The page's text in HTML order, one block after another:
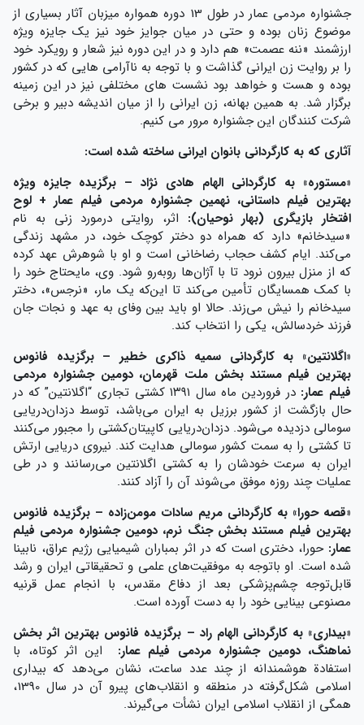
جشنواره مردمی عمار در طول 13 دوره همواره میزبان آثار بسیاری از
موضوع زنان بوده و حتی در میان جوایز خود نیز یک جایزه ویژه
ارزشمند «ننه عصمت» هم دارد و در این دوره نیز شعار و رویکرد خود
را بر روایت زن ایرانی گذاشت و با توجه به ناآرامی هایی که در کشور
بوده و هست و خواهد بود نشست های مختلفی نیز در این زمینه
برگزار شد. به همین بهانه، زن ایرانی را از میان اندیشه دبیر و برخی
شرکت کنندگان این جشنواره مرور می کنیم.
آثاری که به کارگردانی بانوان ایرانی ساخته شده است:
«مستوره» به کارگردانی الهام هادی نژاد – برگزیده جایزه ویژه
بهترین فیلم داستانی، نهمین جشنواره مردمی فیلم عمار + لوح
افتخار بازیگری (بهار نوحیان): اثر، روایتی درمورد زنی به نام
«سیدخانم» دارد که همراه دو دختر کوچک خود، در مشهد زندگی
می‌کند. ایام کشف حجاب رضاخانی است و او با شوهرش عهد کرده
که از منزل بیرون نرود تا با آژان‌ها روبه‌رو شود. وی، مایحتاج خود را
با کمک همسایگان تأمین می‌کند تا این‌که یک مار، «نرجس»، دختر
سیدخانم را نیش می‌زند. حالا او باید بین وفای به عهد و نجات جان
فرزند خردسالش، یکی را انتخاب کند.
«اگلانتین» به کارگردانی سمیه ذاکری خطیر – برگزیده فانوس
بهترین فیلم مستند بخش ملت قهرمان، دومین جشنواره مردمی
فیلم عمار:
در فروردین ماه سال ۱۳۹۱ کشتی تجاری “اگلانتین” که در
حال بازگشت از کشور برزیل به ایران می‌باشد، توسط دزدان‌دریایی
سومالی دزدیده می‌شود. دزدان‌دریایی کاپیتان‌کشتی را مجبور می‌کنند
تا کشتی را به سمت کشور سومالی هدایت کند. نیروی دریایی ارتش
ایران به سرعت خودشان را به کشتی اگلانتین می‌رسانند و در طی
عملیات چند روزه موفق می‌شوند آن را آزاد کنند.
«قصه حورا» به کارگردانی مریم سادات مومن‌زاده – برگزیده فانوس
بهترین فیلم مستند بخش جنگ نرم، دومین جشنواره مردمی فیلم
عمار: حورا، دختری است که در اثر بمباران شیمیایی رژیم عراق، نابینا
شده است. او باتوجه به موفقیت‌های علمی و تحقیقاتی ایران و رشد
قابل‌توجه چشم‌پزشکی بعد از دفاع مقدس، با انجام عمل قرنیه
مصنوعی بینایی خود را به دست آورده است.
«بیداری» به کارگردانی الهام راد – برگزیده فانوس بهترین اثر بخش
نماهنگ، دومین جشنواره مردمی فیلم عمار: این اثر کوتاه، با
استفادة هوشمندانه از چند عدد ساعت، نشان می‌دهد که بیداری
اسلامی شکل‌گرفته در منطقه و انقلاب‌های پیرو آن در سال 1390،
همگی از انقلاب اسلامی ایران نشأت می‌گیرند.